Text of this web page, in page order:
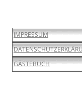
IMPRESSUM
GÄSTEBUCH